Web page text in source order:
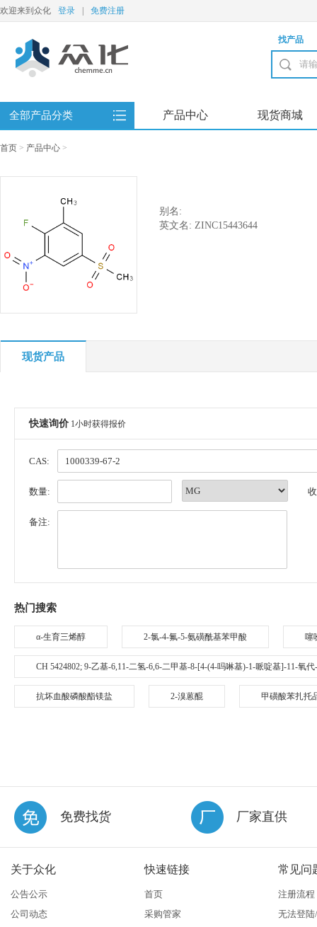
欢迎来到众化 登录 免费注册
找产品
全部产品分类 产品中心 现货商城
首页 > 产品中心 >
别名:
英文名: ZINC15443644
现货产品
快速询价 1小时获得报价
CAS:
数量:
备注:
热门搜索
α-生育三烯醇 2-氯-4-氟-5-氨磺酰基苯甲酸 噻
CH 5424802; 9-乙基-6,11-二氢-6,6-二甲基-8-[4-(4-吗啉基)-1-哌啶基]-11-氧
抗坏血酸磷酸酯镁盐 2-溴蒽醌 甲磺酸苯扎托
免费找货 厂家直供
关于众化
公告公示
公司动态
快速链接
首页
采购管家
常见问
注册流程
无法登